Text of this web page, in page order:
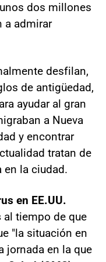
dos millones
a admirar
desfilan,
de antigüedad,
ayudar al gran
a Nueva
y encontrar
tratan de
en la ciudad.
en EE.UU.
al tiempo de que
"la situación en
jornada en la que